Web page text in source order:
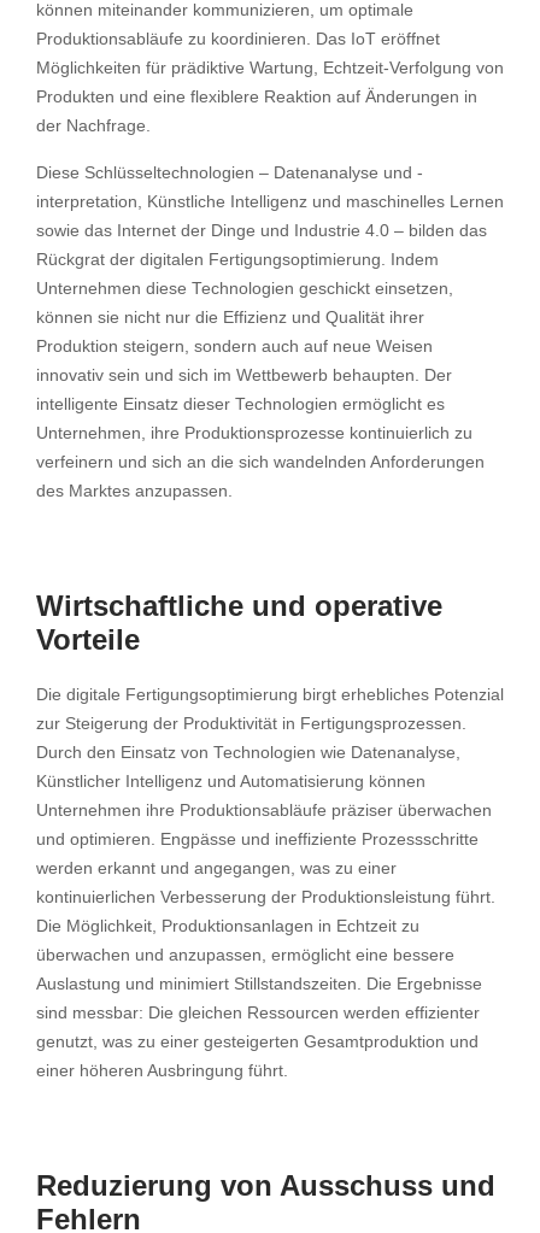
können miteinander kommunizieren, um optimale
Produktionsabläufe zu koordinieren. Das IoT eröffnet
Möglichkeiten für prädiktive Wartung, Echtzeit-Verfolgung von
Produkten und eine flexiblere Reaktion auf Änderungen in
der Nachfrage.
Diese Schlüsseltechnologien – Datenanalyse und -
interpretation, Künstliche Intelligenz und maschinelles Lernen
sowie das Internet der Dinge und Industrie 4.0 – bilden das
Rückgrat der digitalen Fertigungsoptimierung. Indem
Unternehmen diese Technologien geschickt einsetzen,
können sie nicht nur die Effizienz und Qualität ihrer
Produktion steigern, sondern auch auf neue Weisen
innovativ sein und sich im Wettbewerb behaupten. Der
intelligente Einsatz dieser Technologien ermöglicht es
Unternehmen, ihre Produktionsprozesse kontinuierlich zu
verfeinern und sich an die sich wandelnden Anforderungen
des Marktes anzupassen.
Wirtschaftliche und operative
Vorteile
Die digitale Fertigungsoptimierung birgt erhebliches Potenzial
zur Steigerung der Produktivität in Fertigungsprozessen.
Durch den Einsatz von Technologien wie Datenanalyse,
Künstlicher Intelligenz und Automatisierung können
Unternehmen ihre Produktionsabläufe präziser überwachen
und optimieren. Engpässe und ineffiziente Prozessschritte
werden erkannt und angegangen, was zu einer
kontinuierlichen Verbesserung der Produktionsleistung führt.
Die Möglichkeit, Produktionsanlagen in Echtzeit zu
überwachen und anzupassen, ermöglicht eine bessere
Auslastung und minimiert Stillstandszeiten. Die Ergebnisse
sind messbar: Die gleichen Ressourcen werden effizienter
genutzt, was zu einer gesteigerten Gesamtproduktion und
einer höheren Ausbringung führt.
Reduzierung von Ausschuss und
Fehlern